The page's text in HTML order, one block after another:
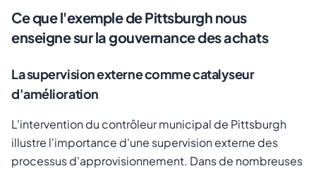
Ce que l'exemple de Pittsburgh nous
enseigne sur la gouvernance des achats
La supervision externe comme catalyseur
d'amélioration
L'intervention du contrôleur municipal de Pittsburgh
illustre l'importance d'une supervision externe des
processus d'approvisionnement. Dans de nombreuses